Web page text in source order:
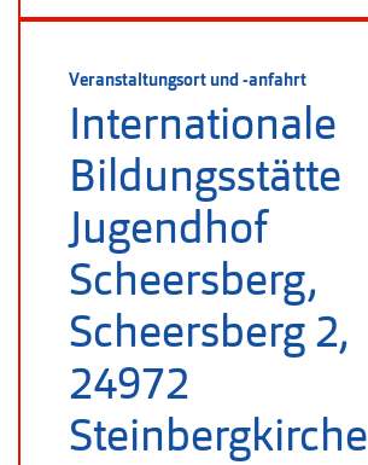
Veranstaltungsort und -anfahrt
Internationale
Bildungsstätte
Jugendhof
Scheersberg,
Scheersberg 2,
24972
Steinbergkirche